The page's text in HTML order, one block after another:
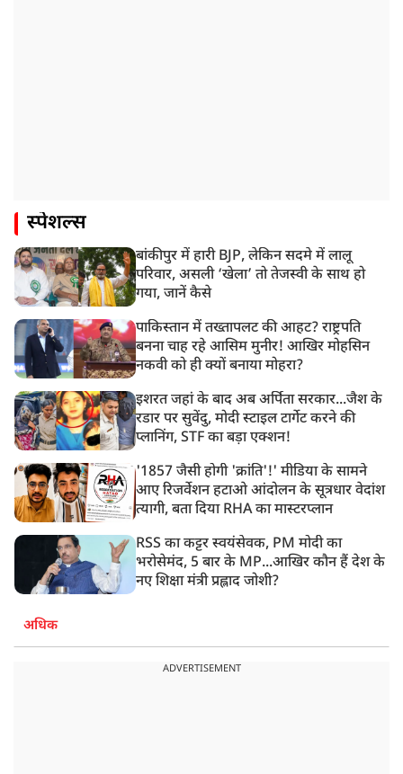
स्पेशल्स
बांकीपुर में हारी BJP, लेकिन सदमे में लालू
परिवार, असली ‘खेला’ तो तेजस्वी के साथ हो
गया, जानें कैसे
पाकिस्तान में तख्तापलट की आहट? राष्ट्रपति
बनना चाह रहे आसिम मुनीर! आखिर मोहसिन
नकवी को ही क्यों बनाया मोहरा?
इशरत जहां के बाद अब अर्पिता सरकार...जैश के
रडार पर सुवेंदु, मोदी स्टाइल टार्गेट करने की
प्लानिंग, STF का बड़ा एक्शन!
'1857 जैसी होगी 'क्रांति'!' मीडिया के सामने
आए रिजर्वेशन हटाओ आंदोलन के सूत्रधार वेदांश
त्यागी, बता दिया RHA का मास्टरप्लान
RSS का कट्टर स्वयंसेवक, PM मोदी का
भरोसेमंद, 5 बार के MP...आखिर कौन हैं देश के
नए शिक्षा मंत्री प्रह्लाद जोशी?
अधिक
ADVERTISEMENT